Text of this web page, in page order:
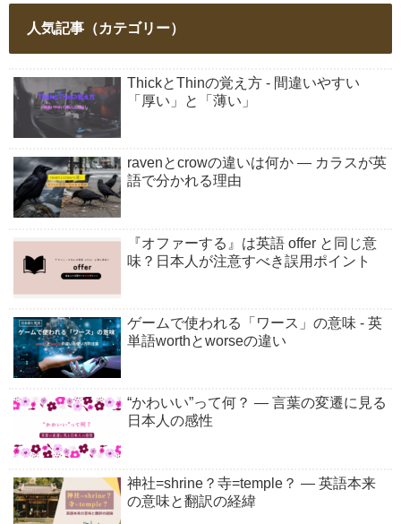
人気記事（カテゴリー）
ThickとThinの覚え方 - 間違いやすい
「厚い」と「薄い」
ravenとcrowの違いは何か ― カラスが英
語で分かれる理由
『オファーする』は英語 offer と同じ意
味？日本人が注意すべき誤用ポイント
ゲームで使われる「ワース」の意味 - 英
単語worthとworseの違い
“かわいい”って何？ ― 言葉の変遷に見る
日本人の感性
神社=shrine？寺=temple？ ― 英語本来
の意味と翻訳の経緯